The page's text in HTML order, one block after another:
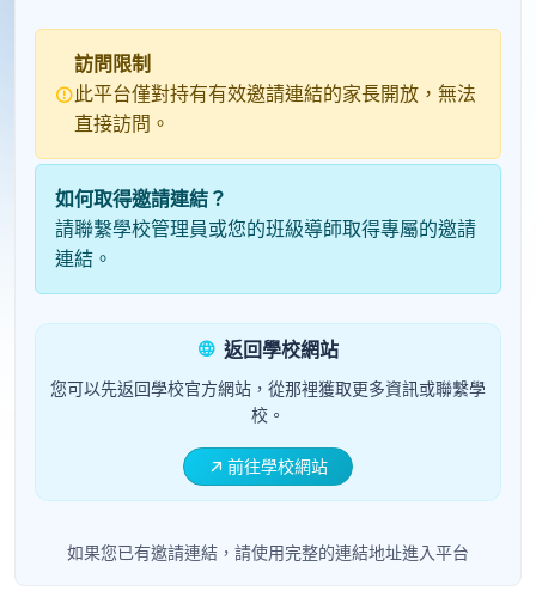
訪問限制
此平台僅對持有有效邀請連結的家長開放，無法
直接訪問。
如何取得邀請連結？
請聯繫學校管理員或您的班級導師取得專屬的邀請
連結。
返回學校網站
您可以先返回學校官方網站，從那裡獲取更多資訊或聯繫學
校。
前往學校網站
如果您已有邀請連結，請使用完整的連結地址進入平台